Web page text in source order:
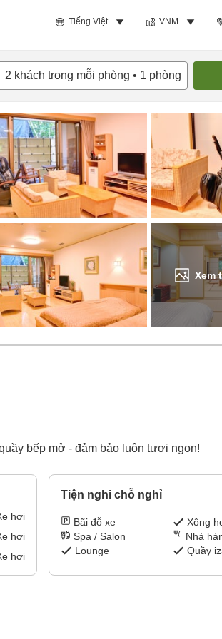
Tiếng Việt VNM
2 khách trong mỗi phòng • 1 phòng
Xem
bếp mở - đảm bảo luôn tươi ngon!
hơi
hơi
hơi
Tiện nghi chỗ nghỉ
Bãi đỗ xe
Xông
Spa / Salon
Nhà
Lounge
Quầy